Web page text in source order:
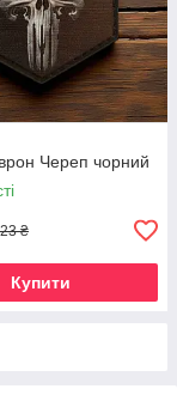
Череп чорний
₴
Купити